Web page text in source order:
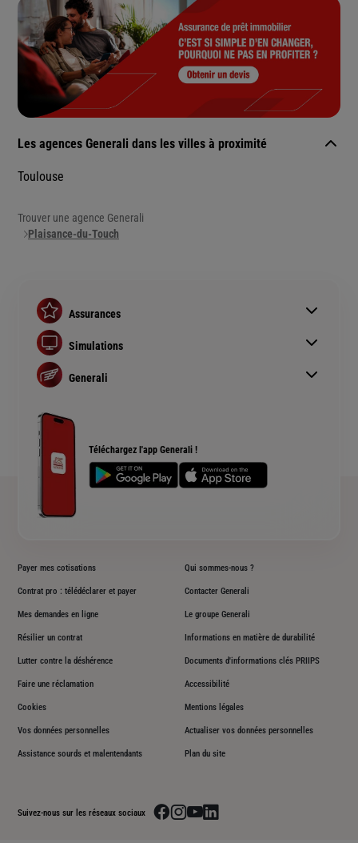
Les agences Generali dans les villes à proximité
Toulouse
Trouver une agence Generali
Plaisance-du-Touch
Téléchargez l'app Generali !
Assurances
Assurance auto
Assurance habitation
Assurance prêt immobilier
Complémentaire santé senior
Simulations
Simulation assurance auto
Devis assurance habitation
Devis assurance chien ou chat
Generali
Rendements fonds euros Generali
Accessibilité sourds et malentendants
Plan du site
Payer mes cotisations
Contrat pro : télédéclarer et payer
Mes demandes en ligne
Résilier un contrat
Lutter contre la déshérence
Faire une réclamation
Qui sommes-nous ?
Contacter Generali
Le groupe Generali
Informations en matière de durabilité
Documents d'informations clés PRIIPS
Accessibilité
Cookies Mentions légales
Vos données personnelles Actualiser vos données personnelles
Assistance sourds et malentendants Plan du site
Suivez-nous sur les réseaux sociaux Aller sur la page facebook de Generali
Aller sur la page instagram de Generali
Aller sur la page youtube de Generali
Aller sur la page linkedin de